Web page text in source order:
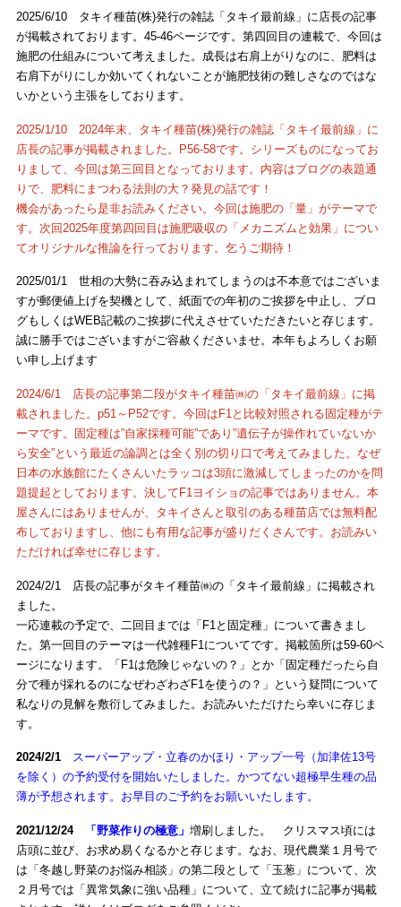
2025/6/10 タキイ種苗(株)発行の雑誌「タキイ最前線」に店長の記事
が掲載されております。45-46ページです。第四回目の連載で、今回は
施肥の仕組みについて考えました。成長は右肩上がりなのに、肥料は
右肩下がりにしか効いてくれないことが施肥技術の難しさなのではな
いかという主張をしております。
2025/1/10 2024年末、タキイ種苗(株)発行の雑誌「タキイ最前線」に
店長の記事が掲載されました。P56-58です。シリーズものになってお
りまして、今回は第三回目となっております。内容はブログの表題通
りで、肥料にまつわる法則の大？発見の話です！
機会があったら是非お読みください。今回は施肥の「量」がテーマで
す。次回2025年度第四回目は施肥吸収の「メカニズムと効果」につい
てオリジナルな推論を行っております。乞うご期待！
2025/01/1 世相の大勢に吞み込まれてしまうのは不本意ではございま
すが郵便値上げを契機として、紙面での年初のご挨拶を中止し、ブロ
グもしくはWEB記載のご挨拶に代えさせていただきたいと存じます。
誠に勝手ではございますがご容赦くださいませ。本年もよろしくお願
い申し上げます
2024/6/1 店長の記事第二段がタキイ種苗㈱の「タキイ最前線」に掲
載されました。p51～P52です。今回はF1と比較対照される固定種がテ
ーマです。固定種は”自家採種可能”であり”遺伝子が操作れていないか
ら安全”という最近の論調とは全く別の切り口で考えてみました。なぜ
日本の水族館にたくさんいたラッコは3頭に激減してしまったのかを問
題提起としております。決してF1ヨイショの記事ではありません。本
屋さんにはありませんが、タキイさんと取引のある種苗店では無料配
布しておりますし、他にも有用な記事が盛りだくさんです。お読みい
ただければ幸せに存じます。
2024/2/1 店長の記事がタキイ種苗㈱の「タキイ最前線」に掲載され
ました。
一応連載の予定で、二回目までは「F1と固定種」について書きまし
た。第一回目のテーマは一代雑種F1についてです。掲載箇所は59-60ペ
ージになります。「F1は危険じゃないの？」とか「固定種だったら自
分で種が採れるのになぜわざわざF1を使うの？」という疑問について
私なりの見解を敷衍してみました。お読みいただけたら幸いに存じま
す。
2024/2/1
スーパーアップ・立春のかほり・アップ一号（加津佐13号
を除く）の予約受付を開始いたしました。かつてない超極早生種の品
薄が予想されます。お早目のご予約をお願いいたします。
2021/12/24 「野菜作りの極意」 増刷しました。 クリスマス頃には
店頭に並び、お求め易くなるかと存じます。なお、現代農業１月号で
は「冬越し野菜のお悩み相談」の第二段として「玉葱」について、次
２月号では「異常気象に強い品種」について、立て続けに記事が掲載